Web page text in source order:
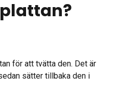
för att tvätta den. Det är
sätter tillbaka den i